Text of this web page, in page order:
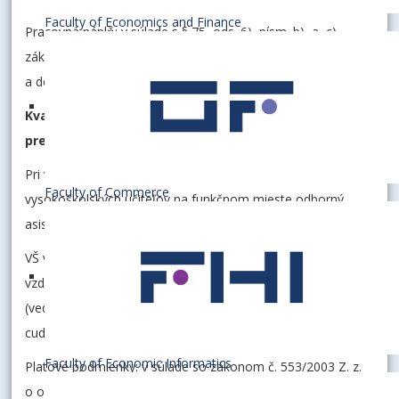
Faculty of Economics and Finance
Faculty of Commerce
Faculty of Economic Informatics
Pracovná náplň: v súlade s § 75, ods. 6) písm. b) a c)
zákona č. 131/2002 Z.z. o vysokých školách a o zmene
a doplnení niektorých zákonov v znení neskorších predpisov.
Kvalifikačné predpoklady a osobitné kvalifikačné
predpoklady:
Pri výberovom konaní na obsadenie pracovných miest
vysokoškolských učiteľov na funkčnom mieste odborný
asistent sa posudzujú najmä tieto kritériá:
VŠ vzdelanie v príslušnom študijnom odbore, ukončené VŠ
vzdelanie 3. stupňa, pedagogická, tvorivá
(vedeckovýskumná) a publikačná činnosť, aktívna znalosť
cudzieho jazyka, bezúhonnosť.
Platové podmienky: v súlade so zákonom č. 553/2003 Z. z.
o odmeňovaní niektorých zamestnancov pri výkone práce